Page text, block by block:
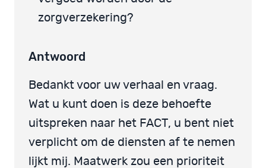
zorgverzekering?
Antwoord
Bedankt voor uw verhaal en vraag.
Wat u kunt doen is deze behoefte
uitspreken naar het FACT, u bent niet
verplicht om de diensten af te nemen
lijkt mij. Maatwerk zou een prioriteit